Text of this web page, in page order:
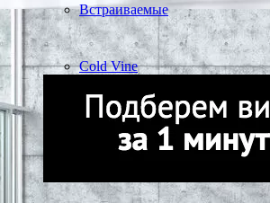
Встраиваемые
Cold Vine